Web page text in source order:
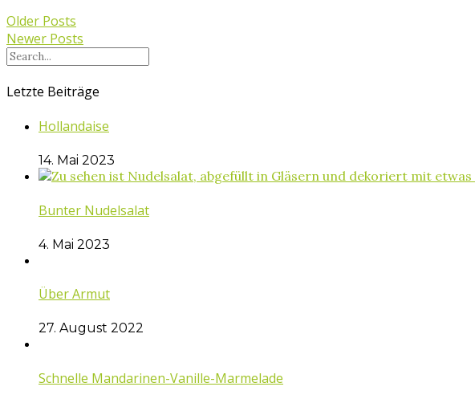
Older Posts
Newer Posts
Letzte Beiträge
Hollandaise
14. Mai 2023
Bunter Nudelsalat
4. Mai 2023
Über Armut
27. August 2022
Schnelle Mandarinen-Vanille-Marmelade